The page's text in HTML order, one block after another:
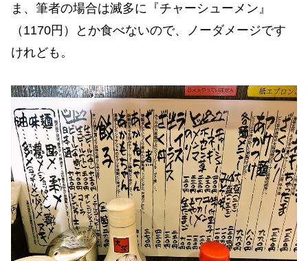
ま、筆者の場合は滅多に『チャーシューメン』
（1170円）とか食べないので、ノーダメージです
けれども。